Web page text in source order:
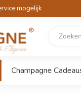
mogelijk
Champagne